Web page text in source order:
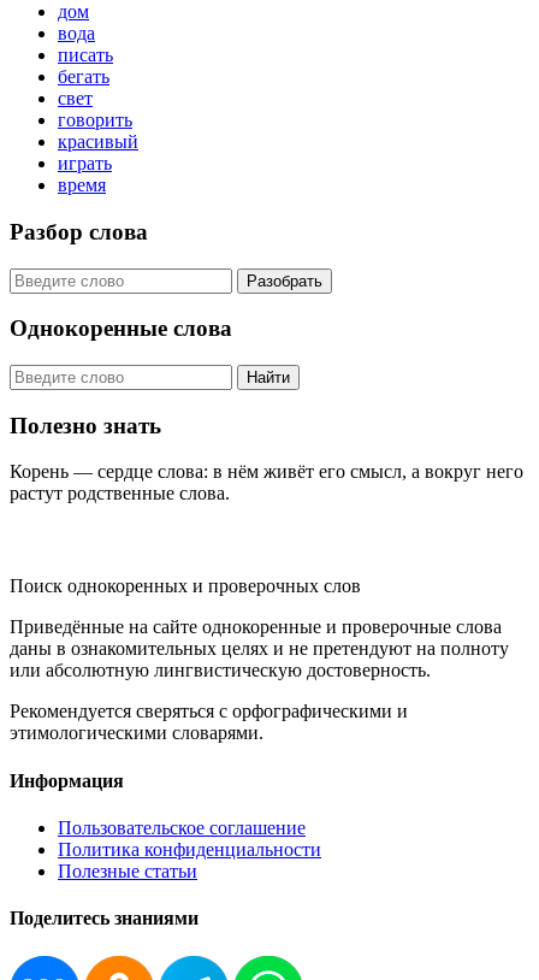
дом
вода
писать
бегать
свет
говорить
красивый
играть
время
Разбор слова
Разобрать
Однокоренные слова
Найти
Полезно знать
Корень — сердце слова: в нём живёт его смысл, а вокруг него
растут родственные слова.
Поиск однокоренных и проверочных слов
Приведённые на сайте однокоренные и проверочные слова
даны в ознакомительных целях и не претендуют на полноту
или абсолютную лингвистическую достоверность.
Рекомендуется сверяться с орфографическими и
этимологическими словарями.
Информация
Пользовательское соглашение
Политика конфиденциальности
Полезные статьи
Поделитесь знаниями